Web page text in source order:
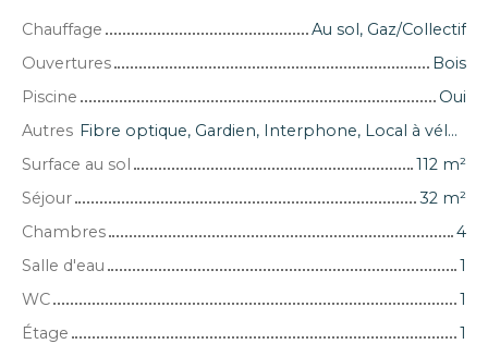
Chauffage
Au sol, Gaz/Collectif
Ouvertures
Bois
Piscine
Oui
Autres
Fibre optique, Gardien, Interphone, Local à vélo, Porte blindée
Surface au sol
112 m²
Séjour
32 m²
Chambres
4
Salle d'eau
1
WC
1
Étage
1